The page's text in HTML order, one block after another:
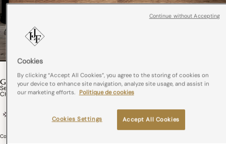
GIPSY
Set De Table Enduit Gipsy Coton
CHF 21,00
Couleurs :
Cookies
By clicking “Accept All Cookies”, you agree to the storing of cookies on
your device to enhance site navigation, analyze site usage, and assist in
our marketing efforts. Politique de cookies
Accept All Cookies
Cookies Settings
Continue without Accepting